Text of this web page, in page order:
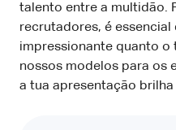
talento entre a multidão.
recrutadores, é
impressionante quanto
nossos modelos para os
a tua apresentação